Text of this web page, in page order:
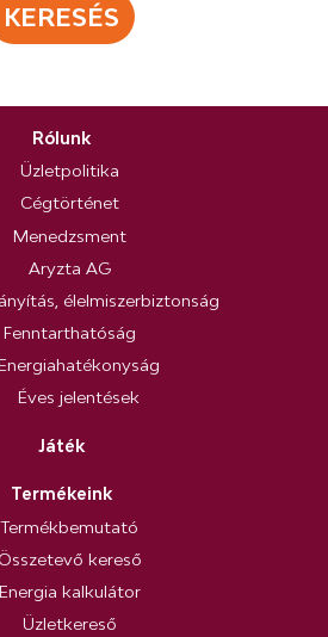
KERESÉS
Rólunk
Üzletpolitika
Cégtörténet
Menedzsment
Aryzta AG
élelmiszerbiztonság
Fenntarthatóság
Energiahatékonyság
Éves jelentések
Játék
Termékeink
Termékbemutató
Összetevő kereső
Energia kalkulátor
Üzletkereső